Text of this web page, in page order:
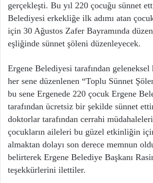
gerçekleşti. Bu yıl 220 çocuğu sünnet
Belediyesi erkekliğe ilk adımı atan
için 30 Ağustos Zafer Bayramında
eşliğinde sünnet şöleni düzenleyecek.
Ergene Belediyesi tarafından
her sene düzenlenen “Toplu Sünnet
bu sene Ergenede 220 çocuk Ergene
tarafından ücretsiz bir şekilde sünnet
doktorlar tarafından cerrahi
çocukların aileleri bu güzel etkinliğin
almaktan dolayı son derece memnun
belirterek Ergene Belediye Başkanı
teşekkürlerini ilettiler.